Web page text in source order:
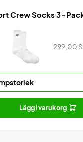
Crew Socks 3-
299,00
Lägg i varukorg